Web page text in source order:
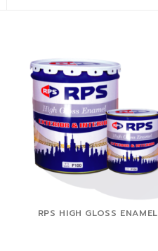
RPS HIGH GLOSS ENAMEL